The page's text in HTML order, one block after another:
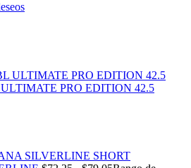
PRO EDITION 42.5
SHORT